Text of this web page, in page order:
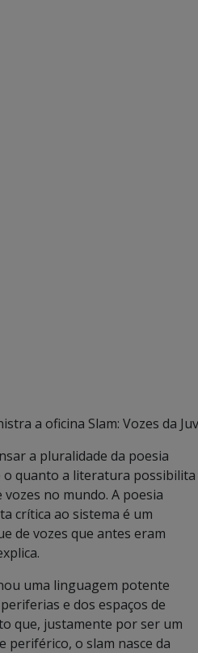
a oficina Slam: Vozes da
a pluralidade da poesia
quanto a literatura possibilita
no mundo. A poesia
crítica ao sistema é um
de vozes que antes eram
uma linguagem potente
e dos espaços de
que, justamente por ser um
periférico, o slam nasce da